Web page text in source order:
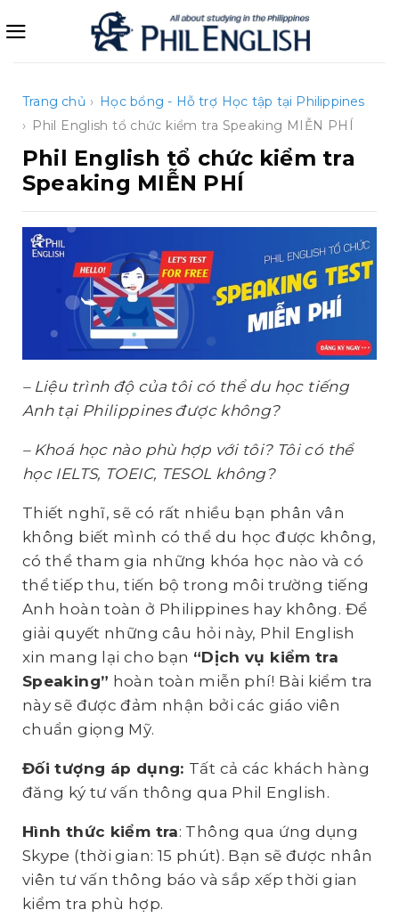
qua
Trang chủ › Học bổng - Hỗ trợ Học tập tại Philippines
› Phil English tổ chức kiểm tra Speaking MIỄN PHÍ
Phil English tổ chức kiểm tra
Speaking MIỄN PHÍ
– Liệu trình độ của tôi có thể du học tiếng
Anh tại Philippines được không?
– Khoá học nào phù hợp với tôi? Tôi có thể
học IELTS, TOEIC, TESOL không?
Thiết nghĩ, sẽ có rất nhiều bạn phân vân
không biết mình có thể du học được không,
có thể tham gia những khóa học nào và có
thể tiếp thu, tiến bộ trong môi trường tiếng
Anh hoàn toàn ở Philippines hay không. Để
giải quyết những câu hỏi này, Phil English
xin mang lại cho bạn “Dịch vụ kiểm tra
Speaking” hoàn toàn miễn phí! Bài kiểm tra
này sẽ được đảm nhận bởi các giáo viên
chuẩn giọng Mỹ.
Đối tượng áp dụng: Tất cả các khách hàng
đăng ký tư vấn thông qua Phil English.
Hình thức kiểm tra: Thông qua ứng dụng
Skype (thời gian: 15 phút). Bạn sẽ được nhân
viên tư vấn thông báo và sắp xếp thời gian
kiểm tra phù hợp.